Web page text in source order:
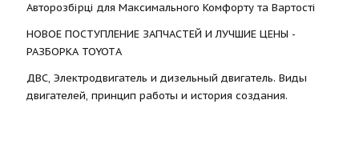
Авторозбірці для Максимального Комфорту та Вартості
НОВОЕ ПОСТУПЛЕНИЕ ЗАПЧАСТЕЙ И ЛУЧШИЕ ЦЕНЫ -
РАЗБОРКА TOYOTА
ДВС, Электродвигатель и дизельный двигатель. Виды
двигателей, принцип работы и история создания.